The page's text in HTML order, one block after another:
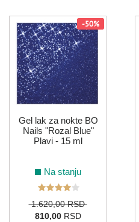
-50%
Gel lak za nokte BO
Nails "Rozal Blue"
Plavi - 15 ml
Na stanju
1.620,00 RSD
810,00RSD